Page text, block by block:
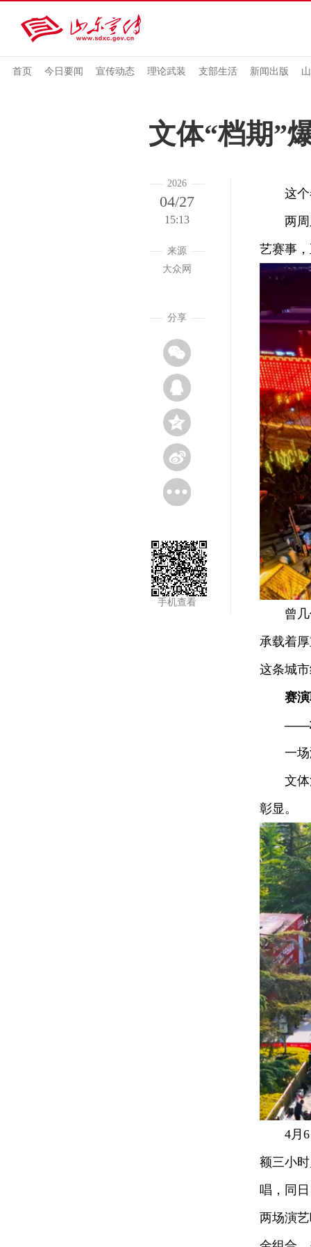
首页 今日要闻 宣传动态 理论武装 支部生活 新闻出版
文体“档期”
2026
04/27
15:13
来源
大众网
分享
手机查看
这个春
两周之
艺赛事
曾几何
承载着
这条城
赛
——
一场演
文体活
彰显。
4月6日
额三小
唱，同
两场演